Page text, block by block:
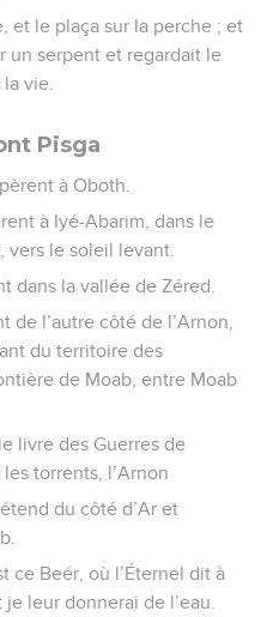
et le plaça sur la perche ; et
un serpent et regardait le
vie.
Pisga
à Oboth.
à Iyé-Abarim, dans le
vers le soleil levant.
dans la vallée de Zéred.
de l’autre côté de l’Arnon,
du territoire des
de Moab, entre Moab
livre des Guerres de
torrents, l’Arnon
du côté d’Ar et
ce Beér, où l’Éternel dit à
leur donnerai de l’eau.